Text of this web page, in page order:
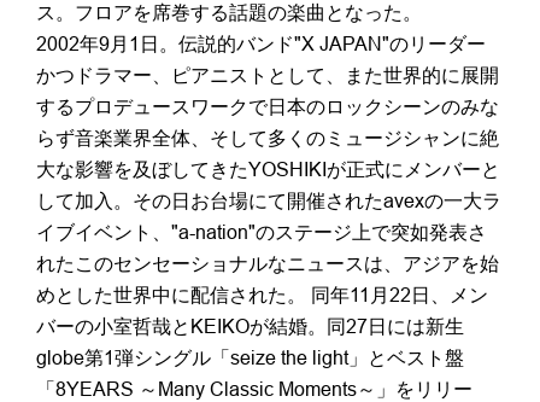
ス。フロアを席巻する話題の楽曲となった。
2002年9月1日。伝説的バンド"X JAPAN"のリーダー
かつドラマー、ピアニストとして、また世界的に展開
するプロデュースワークで日本のロックシーンのみな
らず音楽業界全体、そして多くのミュージシャンに絶
大な影響を及ぼしてきたYOSHIKIが正式にメンバーと
して加入。その日お台場にて開催されたavexの一大ラ
イブイベント、"a-nation"のステージ上で突如発表さ
れたこのセンセーショナルなニュースは、アジアを始
めとした世界中に配信された。 同年11月22日、メン
バーの小室哲哉とKEIKOが結婚。同27日には新生
globe第1弾シングル「seize the light」とベスト盤
「8YEARS ～Many Classic Moments～」をリリー